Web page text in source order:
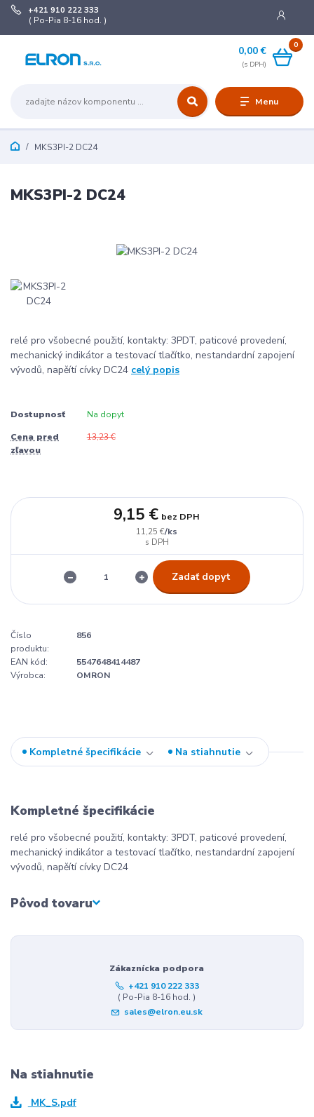
Menu
+421 910 222 333
( Po-Pia 8-16 hod. )
0
0,00 €
MKS3PI-2 DC24
MKS3PI-2 DC24
relé pro všobecné použití, kontakty: 3PDT, paticové provedení,
mechanický indikátor a testovací tlačítko, nestandardní zapojení
vývodů, napěítí cívky DC24 celý popis
Dostupnosť Na dopyt
Cena pred
zľavou
13,23 €
11,25 €/ks
9,15 € bez DPH
Zadať dopyt
Číslo
produktu:
856
EAN kód:
5547648414487
Výrobca:
OMRON
Kompletné špecifikácie Na stiahnutie
Kompletné špecifikácie
relé pro všobecné použití, kontakty: 3PDT, paticové provedení,
mechanický indikátor a testovací tlačítko, nestandardní zapojení
vývodů, napěítí cívky DC24
Pôvod tovaru
Zákaznícka podpora
+421 910 222 333
( Po-Pia 8-16 hod. )
sales@elron.eu.sk
Na stiahnutie
MK_S.pdf